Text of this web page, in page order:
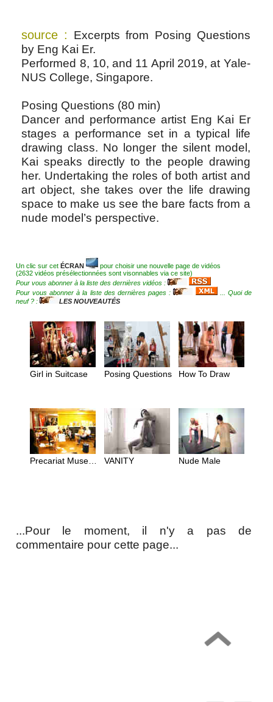
source : Excerpts from Posing Questions
by Eng Kai Er.
Performed 8, 10, and 11 April 2019, at Yale-
NUS College, Singapore.
Posing Questions (80 min)
Dancer and performance artist Eng Kai Er
stages a performance set in a typical life
drawing class. No longer the silent model,
Kai speaks directly to the people drawing
her. Undertaking the roles of both artist and
art object, she takes over the life drawing
space to make us see the bare facts from a
nude model’s perspective.
Un clic sur cet ÉCRAN
pour choisir une nouvelle page de vidéos
(2632 vidéos présélectionnées sont visonnables via ce site)
Pour vous abonner à la liste des dernières vidéos :
Pour vous abonner à la liste des dernières pages :
... Quoi de
neuf ? :
LES NOUVEAUTÉS
Girl in Suitcase Posing Questions How To Draw
VANITY Nude Male
...Pour le moment, il n'y a pas de
commentaire pour cette page...